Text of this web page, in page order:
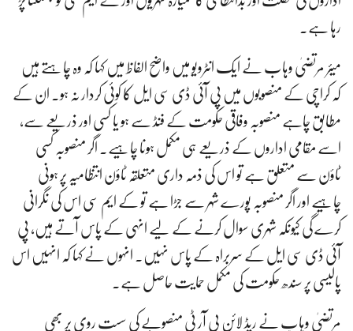
رہا ہے۔
میئر مرتضیٰ وہاب نے ایک انٹرویو میں واضح الفاظ میں کہا کہ وہ چاہتے ہیں
کہ کراچی کے منصوبوں میں پی آئی ڈی سی ایل کا کوئی کردار نہ ہو۔ ان کے
مطابق چاہے منصوبہ وفاقی حکومت کے فنڈ سے ہو یا کسی اور ذریعے سے،
اسے مقامی اداروں کے ذریعے ہی مکمل ہونا چاہیے۔ اگر منصوبہ کسی
ٹاؤن سے متعلق ہے تو اس کی ذمہ داری متعلقہ ٹاؤن انتظامیہ پر ہونی
چاہیے اور اگر منصوبہ پورے شہر سے جڑا ہے تو کے ایم سی اس کی نگرانی
کرے گی کیونکہ شہری سوال کرنے کے لیے انہی کے پاس آتے ہیں، پی
آئی ڈی سی ایل کے سربراہ کے پاس نہیں۔ انہوں نے کہا کہ انہیں اس
پالیسی پر سندھ حکومت کی مکمل حمایت حاصل ہے۔
مرتضیٰ وہاب نے ریڈ لائن بی آر ٹی منصوبے کی سست روی پر بھی